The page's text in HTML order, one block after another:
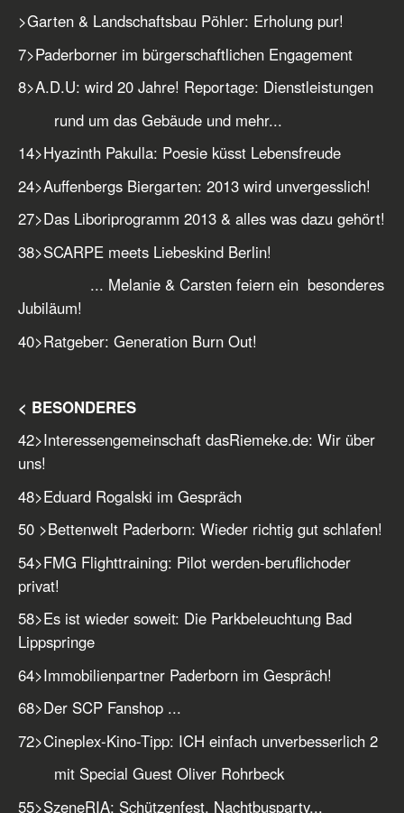
>Garten & Landschaftsbau Pöhler: Erholung pur!
7>Paderborner im bürgerschaftlichen Engagement
8>A.D.U: wird 20 Jahre! Reportage: Dienstleistungen
rund um das Gebäude und mehr...
14>Hyazinth Pakulla: Poesie küsst Lebensfreude
24>Auffenbergs Biergarten: 2013 wird unvergesslich!
27>Das Liboriprogramm 2013 & alles was dazu gehört!
38>SCARPE meets Liebeskind Berlin!
... Melanie & Carsten feiern ein besonderes
Jubiläum!
40>Ratgeber: Generation Burn Out!
< BESONDERES
42>Interessengemeinschaft dasRiemeke.de: Wir über
uns!
48>Eduard Rogalski im Gespräch
50 >Bettenwelt Paderborn: Wieder richtig gut schlafen!
54>FMG Flighttraining: Pilot werden-beruflichoder
privat!
58>Es ist wieder soweit: Die Parkbeleuchtung Bad
Lippspringe
64>Immobilienpartner Paderborn im Gespräch!
68>Der SCP Fanshop ...
72>Cineplex-Kino-Tipp: ICH einfach unverbesserlich 2
mit Special Guest Oliver Rohrbeck
55>SzeneRIA: Schützenfest, Nachtbusparty...